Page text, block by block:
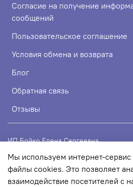
Согласие на получение
сообщений
Пользовательское соглашение
Условия обмена и возврата
Блог
Обратная связь
Отзывы
ИП Бойко Елена Сергеевна
ИНН 720319113307
ОГРНИП 324723200067956
Мы используем интернет-
файлы cookies. Это позволяет
взаимодействие посетителей с